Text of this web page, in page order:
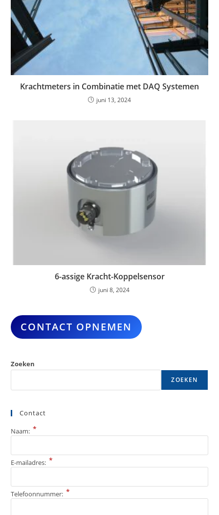
Krachtmeters in Combinatie met DAQ Systemen
juni 13, 2024
6-assige Kracht-Koppelsensor
juni 8, 2024
CONTACT OPNEMEN
Zoeken
ZOEKEN
Contact
Naam: *
E-mailadres: *
Telefoonnummer: *